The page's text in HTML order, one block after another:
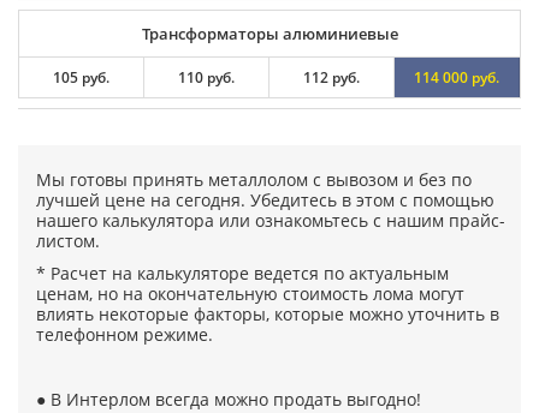
Трансформаторы алюминиевые
105 руб. 110 руб. 112 руб. 114 000 руб.
Мы готовы принять металлолом с вывозом и без по
лучшей цене на сегодня. Убедитесь в этом с помощью
нашего калькулятора или ознакомьтесь с нашим прайс-
листом.
* Расчет на калькуляторе ведется по актуальным
ценам, но на окончательную стоимость лома могут
влиять некоторые факторы, которые можно уточнить в
телефонном режиме.
● В Интерлом всегда можно продать выгодно!